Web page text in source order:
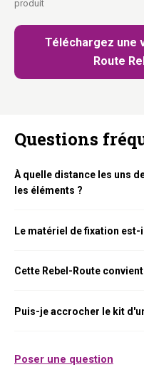
Téléchargez une
Route
produit
Questions
À quelle distance les uns
les éléments ?
Le matériel de fixation est-
Cette Rebel-Route
Puis-je accrocher le kit
Poser une question